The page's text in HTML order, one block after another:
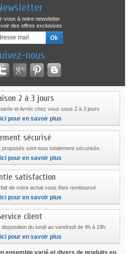
vous à notre newsletter
des offres exclusives
nous
2 à 3 jours
et livrée chez vous sous 2 à 3 jours
pour en savoir plus
sécurisé
proposés sont tous totalement sécurisés
pour en savoir plus
satisfaction
de votre achat vous êtes remboursé
pour en savoir plus
client
du lundi au vendredi de 9h à 18h
pour en savoir plus
ensemble varié et divers de produits en